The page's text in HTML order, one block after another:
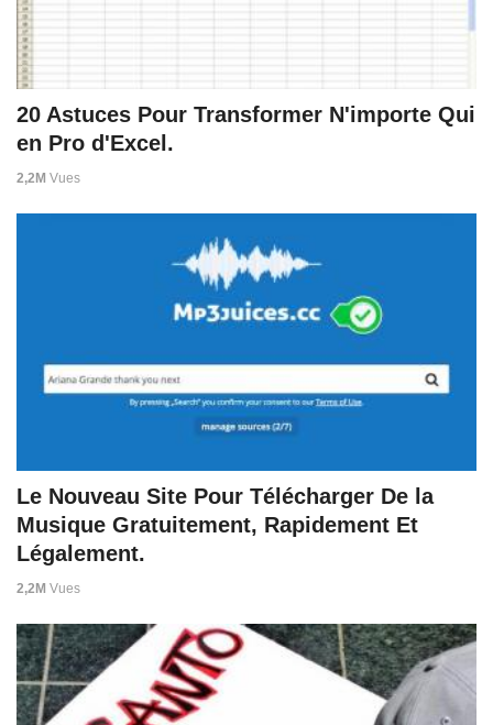
20 Astuces Pour Transformer N'importe Qui
en Pro d'Excel.
2,2M Vues
Le Nouveau Site Pour Télécharger De la
Musique Gratuitement, Rapidement Et
Légalement.
2,2M Vues